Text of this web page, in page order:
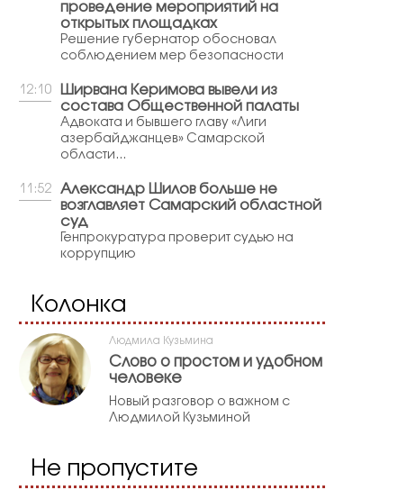
проведение мероприятий на
открытых площадках
Решение губернатор обосновал
соблюдением мер безопасности
12:10
Ширвана Керимова вывели из
состава Общественной палаты
Адвоката и бывшего главу «Лиги
азербайджанцев» Самарской
области...
11:52
Александр Шилов больше не
возглавляет Самарский областной
суд
Генпрокуратура проверит судью на
коррупцию
Колонка
Людмила Кузьмина
Слово о простом и удобном
человеке
Новый разговор о важном с
Людмилой Кузьминой
Не пропустите